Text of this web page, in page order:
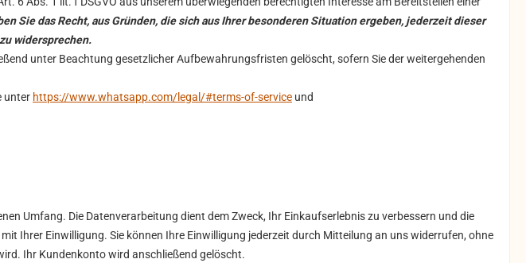
Sie das Recht, aus Gründen, die sich aus Ihrer besonderen Situation ergeben, jederzeit dieser
widersprechen.
unter Beachtung gesetzlicher Aufbewahrungsfristen gelöscht, sofern Sie der weitergehenden
unter https://www.whatsapp.com/legal/#terms-of-service und
Umfang. Die Datenverarbeitung dient dem Zweck, Ihr Einkaufserlebnis zu verbessern und die
Ihrer Einwilligung. Sie können Ihre Einwilligung jederzeit durch Mitteilung an uns widerrufen, ohne
Ihr Kundenkonto wird anschließend gelöscht.